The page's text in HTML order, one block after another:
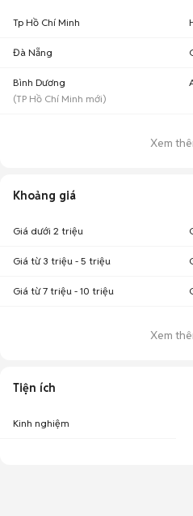
Tp Hồ Chí Minh
Đà Nẵng
Bình Dương
(TP Hồ Chí Minh mới)
Xem
Khoảng giá
Giá dưới 2 triệu
Giá từ 3 triệu - 5 triệu
Giá từ 7 triệu - 10 triệu
Xem
Tiện ích
Kinh nghiệm